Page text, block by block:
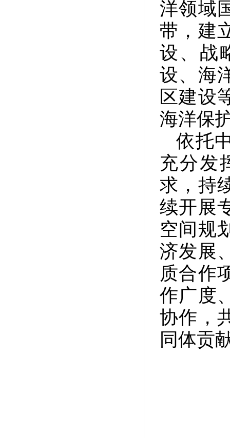
洋领域
带，建
设、战
设、海
区建设
海洋保
依托
充分发
求，持
续开展
空间规
济发展
质合作
作广度
协作，
同体贡